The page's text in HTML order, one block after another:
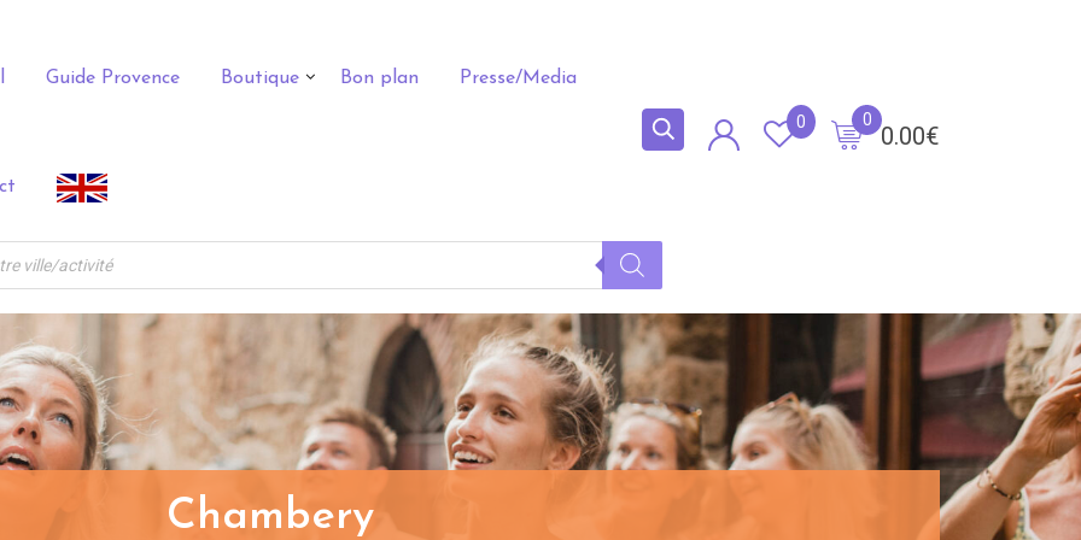
Guide Provence Boutique Bon plan Presse/Media
0.00€
0
0
Chambery